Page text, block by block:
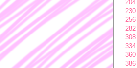
204
230
256
282
308
334
360
386